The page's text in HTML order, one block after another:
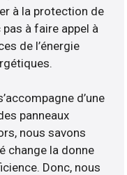
à la protection de
pas à faire appel à
de l’énergie
d’une
panneaux
nous savons
change la donne
Donc, nous